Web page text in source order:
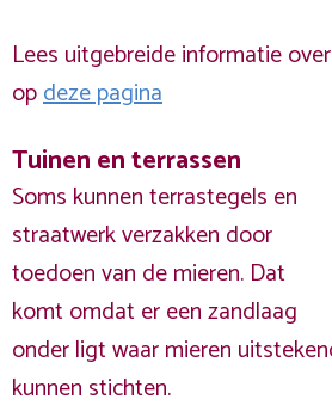
Lees uitgebreide informatie
opdeze pagina
Tuinen en terrassen
Soms kunnen terrastegels en
straatwerk verzakken door
toedoen van de mieren. Dat
komt omdat er een zandlaag
onder ligt waar mieren
kunnen stichten.